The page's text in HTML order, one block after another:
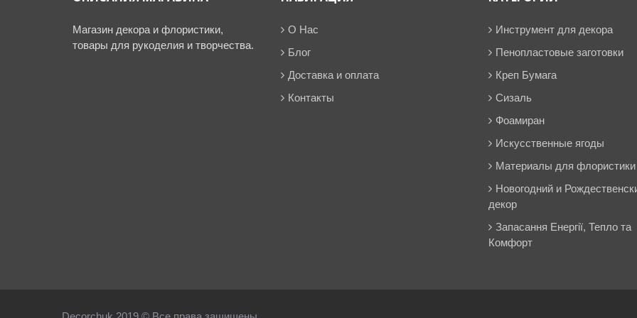
Магазин декора и флористики,
товары для рукоделия и творчества.
О Нас
Блог
Доставка и оплата
Контакты
Инструмент для декора
Пенопластовые заготовки
Креп Бумага
Сизаль
Фоамиран
Искусственные ягоды
Материалы для флористики
Новогодний и
декор
Запасання Енергії, Тепло та
Комфорт